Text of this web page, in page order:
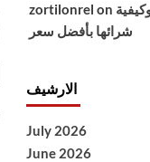
zortilonrel on
شرائها بأفضل سعر
الارشيف
July 2026
June 2026